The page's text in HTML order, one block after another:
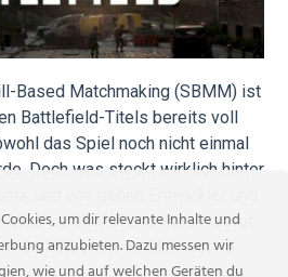
Based Matchmaking (SBMM) ist
Battlefield-Titels bereits voll
das Spiel noch nicht einmal
Doch was steckt wirklich hinter
Was ist SBMM und warum sorgt
SBMM steht für Skill-Based
um dir relevante Inhalte und
anzubieten. Dazu messen wir